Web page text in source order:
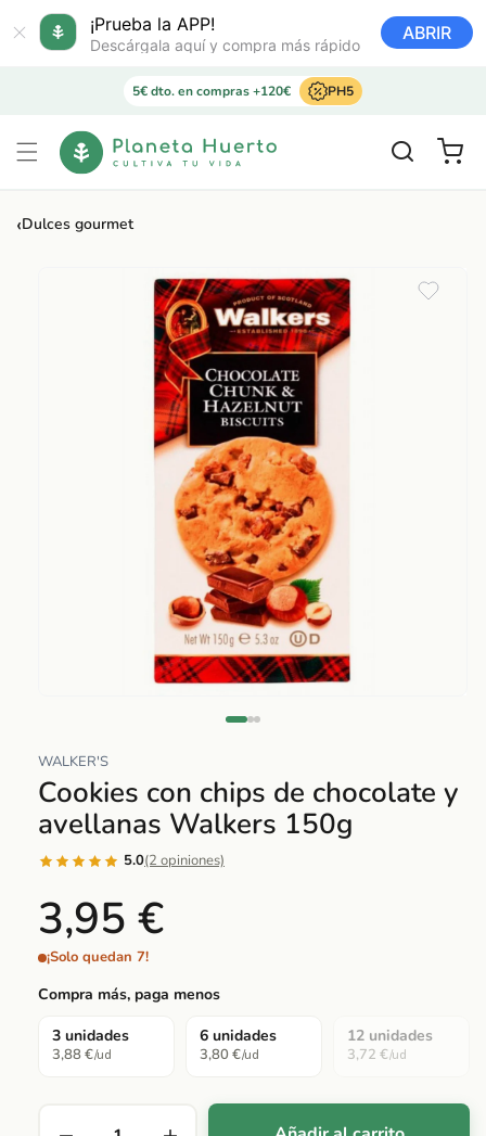
¡Prueba la APP!
Descárgala aquí y compra más rápido
ABRIR
directamente
al contenido
5€ dto. en compras +120€ PH5
Carrito
‹Dulces gourmet
multimedia
1
en
una
ventana
modal
WALKER'S
Cookies con chips de chocolate y
avellanas Walkers 150g
5.0(2 opiniones)
3,95 €
¡Solo quedan 7!
Compra más, paga menos
3 unidades
3,88 €/ud
6 unidades
3,80 €/ud
12 unidades
3,72 €/ud